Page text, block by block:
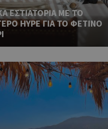
ΕΣΤΙΑΤΟΡΙΑ ΜΕ ΤΟ
HYPE ΓΙΑ ΤΟ ΦΕΤΙΝΟ
1 μέρα
Χρησιμοποιείται
εμφανίζει μόνο
διάφορες
take over banner
εμφανίζει μόνο
διάφορες
take over banner
Χρησιμοποιείται
επιλεγμένη